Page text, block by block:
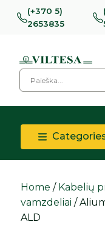
(+370 5)
2653835
Home / Kabelių
vamzdeliai /
ALD